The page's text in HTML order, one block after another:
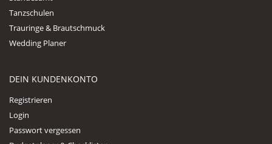
Tanzschulen
Trauringe & Brautschmuck
Wedding Planer
DEIN KUNDENKONTO
Registrieren
Login
Passwort vergessen